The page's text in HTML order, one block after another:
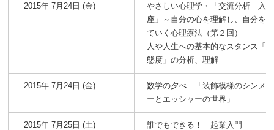
2015年 7月24日 (金)
やさしい心理学・「交流分析 入
座」～自分の心を理解し、自分を
ていく心理療法（第２回）
人や人生への基本的なスタンス「
態度」の分析、理解
2015年 7月24日 (金)
数学の夕べ 「装飾模様のシンメ
ーとエッシャーの世界」
2015年 7月25日 (土) 誰でもできる！ 起業入門